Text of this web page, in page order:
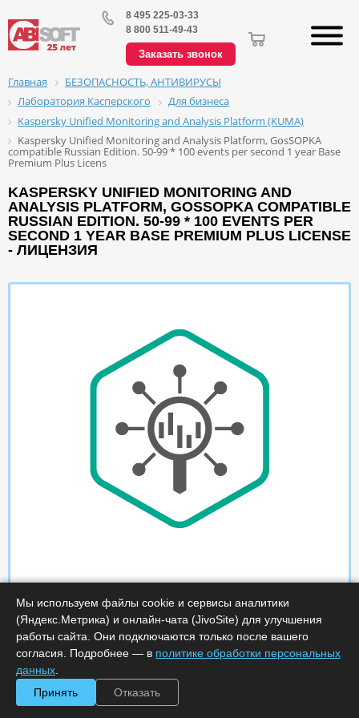
8 495 225-03-33
8 800 511-49-43
Заказать звонок
Главная
БЕЗОПАСНОСТЬ, АНТИВИРУСЫ
Лаборатория Касперского
Для бизнеса
Kaspersky Unified Monitoring and Analysis Platform (KUMA)
Kaspersky Unified Monitoring and Analysis Platform, GosSOPKA
compatible Russian Edition. 50-99 * 100 events per second 1 year Base
Premium Plus Licens
KASPERSKY UNIFIED MONITORING AND
ANALYSIS PLATFORM, GOSSOPKA COMPATIBLE
RUSSIAN EDITION. 50-99 * 100 EVENTS PER
SECOND 1 YEAR BASE PREMIUM PLUS LICENSE
- ЛИЦЕНЗИЯ
Мы используем файлы cookie и сервисы аналитики
(Яндекс.Метрика) и онлайн-чата (JivoSite) для улучшения
работы сайта. Они подключаются только после вашего
согласия. Подробнее — в политике обработки персональных
данных
Принять
Отказать